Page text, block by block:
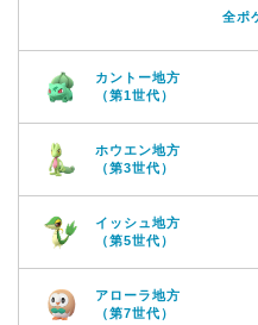
全ポ
カントー地方
（第1世代）
ホウエン地方
（第3世代）
イッシュ地方
（第5世代）
アローラ地方
（第7世代）